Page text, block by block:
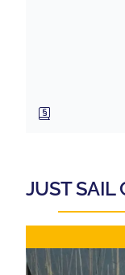
JUST SAIL